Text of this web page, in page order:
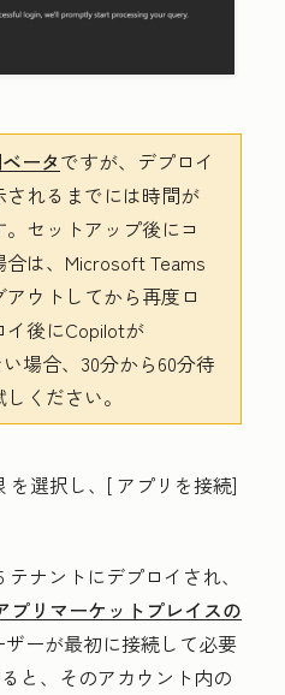
ータですが、デプロイ
れるまでには時間が
セットアップ後にコ
は、Microsoft Teams
ウトしてから再度ロ
イ後にCopilotが
場合、30分から60分待
ください。
を選択し、[ アプリを接続]
ナントにデプロイされ、
プリマーケットプレイスの
ザーが最初に接続して必要
と、そのアカウント内の